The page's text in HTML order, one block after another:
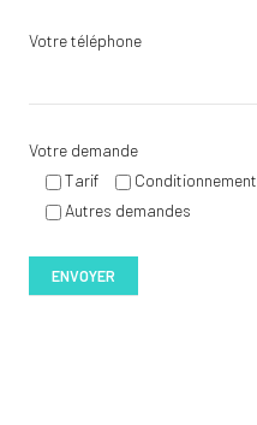
Votre téléphone
Votre demande
Tarif
Conditionnement
Autres demandes